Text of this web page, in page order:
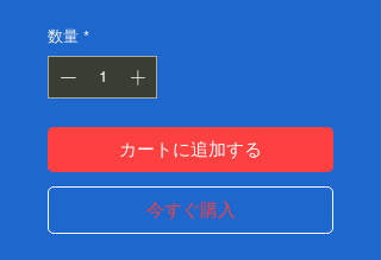
数量 *
カートに追加する
今すぐ購入